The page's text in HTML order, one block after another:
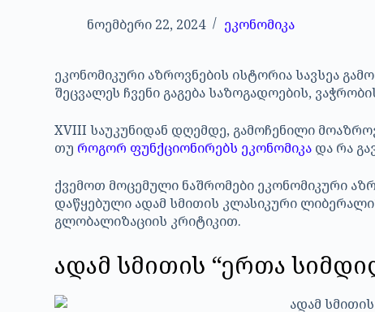
ნოემბერი 22, 2024
ეკონომიკა
ეკონომიკური აზროვნების ისტორია სავსეა
შეცვალეს ჩვენი გაგება საზოგადოების,
XVIII საუკუნიდან დღემდე, გამოჩენილი
თუ როგორ ფუნქციონირებს ეკონომიკა და რა
ქვემოთ მოცემული ნაშრომები ეკონომიკური
დაწყებული ადამ სმითის კლასიკური
გლობალიზაციის კრიტიკით.
ადამ სმითის “ერთა